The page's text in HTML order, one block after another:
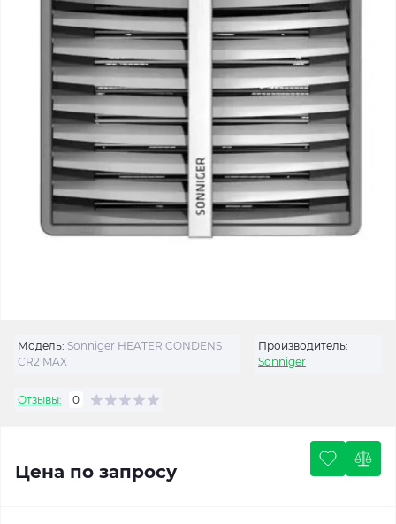
Модель: Sonniger HEATER CONDENS
CR2 MAX
Производитель:
Sonniger
Отзывы: 0
Цена по запросу